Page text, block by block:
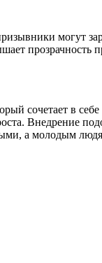
могут
прозрачность
сочетает в себе
Внедрение
а молодым